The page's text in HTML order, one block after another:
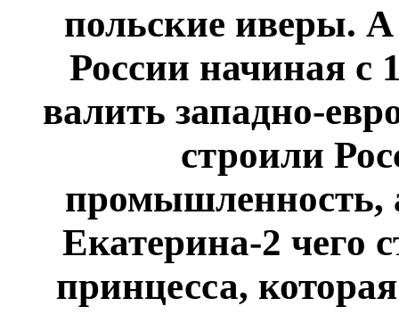
польские иверы.
России начиная с
валить западно-
строили
промышленность,
Екатерина-2 чего
принцесса,